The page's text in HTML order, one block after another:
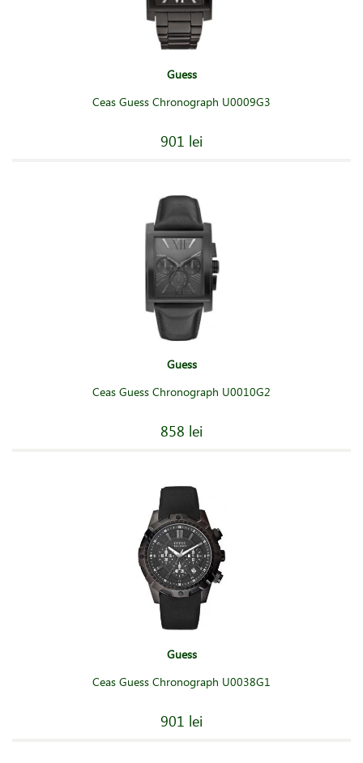
Guess
Ceas Guess Chronograph U0009G3
901 lei
Guess
Ceas Guess Chronograph U0010G2
858 lei
Guess
Ceas Guess Chronograph U0038G1
901 lei